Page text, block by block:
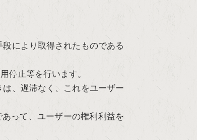
により取得されたものである
停止等を行います。
、遅滞なく、これをユーザー
って、ユーザーの権利利益を